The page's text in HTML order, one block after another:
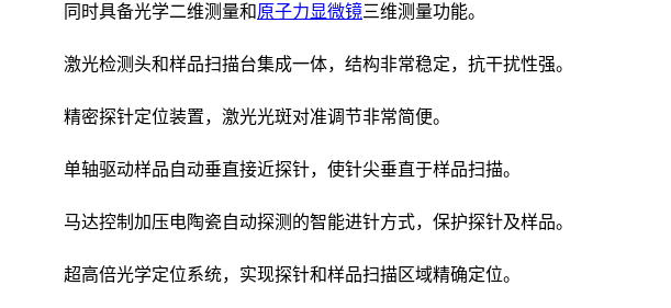
同时具备光学二维测量和原子力显微镜三维测量功能。
激光检测头和样品扫描台集成一体，结构非常稳定，抗干扰性强。
精密探针定位装置，激光光斑对准调节非常简便。
单轴驱动样品自动垂直接近探针，使针尖垂直于样品扫描。
马达控制加压电陶瓷自动探测的智能进针方式，保护探针及样品。
超高倍光学定位系统，实现探针和样品扫描区域精确定位。